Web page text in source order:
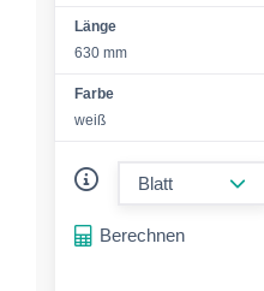
Länge
630 mm
Farbe
weiß
Berechnen